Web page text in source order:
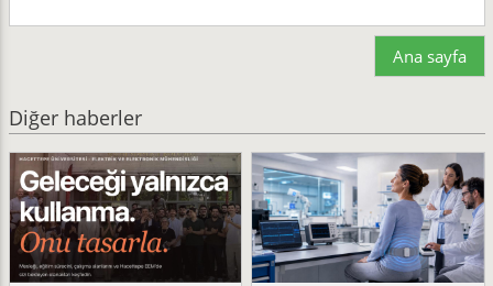
Ana sayfa
Diğer haberler